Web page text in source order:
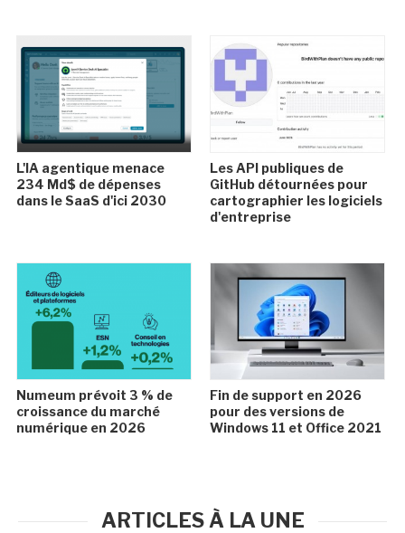
L'IA agentique menace
234 Md$ de dépenses
dans le SaaS d'ici 2030
Les API publiques de
GitHub détournées pour
cartographier les logiciels
d'entreprise
Numeum prévoit 3 % de
croissance du marché
numérique en 2026
Fin de support en 2026
pour des versions de
Windows 11 et Office 2021
ARTICLES À LA UNE